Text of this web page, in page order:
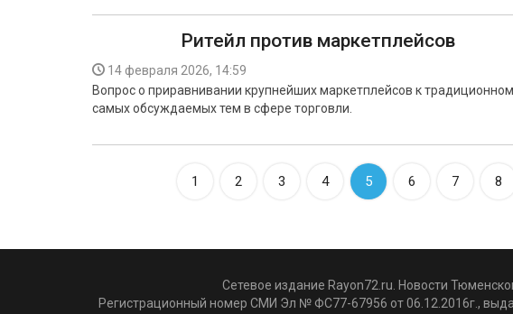
Ритейл против маркетплейсов
14 февраля 2026, 14:59
Вопрос о приравнивании крупнейших маркетплейсов к
самых обсуждаемых тем в сфере торговли.
1 2 3 4 5 6 7 8
Сетевое издание Rayon72.ru. Новости
Регистрационный номер СМИ Эл № ФС77-67956 от 06.12.2016г.,